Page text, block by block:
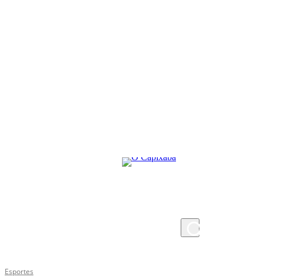
Esportes